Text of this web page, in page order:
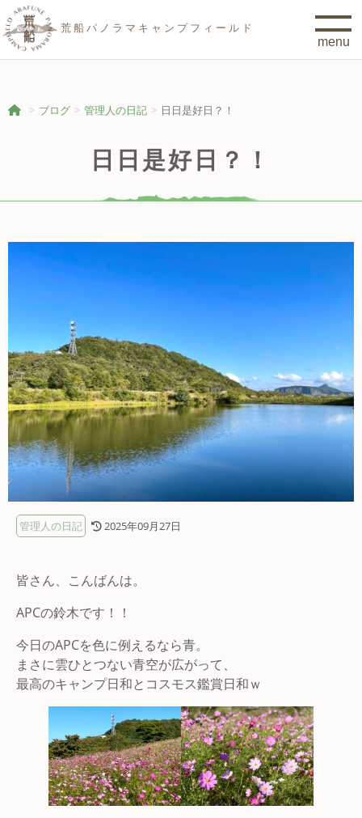
荒船パノラマキャンプフィールド
ブログ 管理人の日記 日日是好日？！
日日是好日？！
管理人の日記 2025年09月27日
皆さん、こんばんは。
APCの鈴木です！！
今日のAPCを色に例えるなら青。
まさに雲ひとつない青空が広がって、
最高のキャンプ日和とコスモス鑑賞日和ｗ